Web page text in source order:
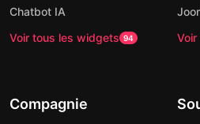
Chatbot IA
Voir tous les widgets 94
Compagnie